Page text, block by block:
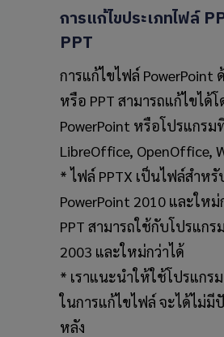
การแก้ไขประเภทไฟล์
PPT
การแก้ไขไฟล์ PowerPoint
หรือ PPT สามารถแก้ไขได้
PowerPoint หรือโปรแกรม
LibreOffice, OpenOffice,
* ไฟล์ PPTX เป็นไฟล์สำห
PowerPoint 2010 และให
PPT สามารถใช้กับโปรแกร
2003 และใหม่กว่าได้
* เราแนะนำให้ใช้โปรแกร
ในการแก้ไขไฟล์ จะได้ไม่
หลัง